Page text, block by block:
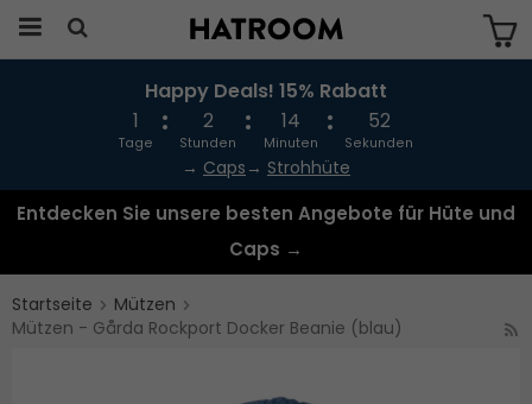
Das Produkt wurde in Ihren Warenkorb
gelegt
Happy Deals! 15% Rabatt
1
Tage
2
Stunden
14
Minuten
51
Sekunden
→ Caps → Strohhüte
Entdecken Sie unsere besten Angebote für Hüte und
Caps →
Startseite
Mützen
Mützen - Gårda Rockport Docker Beanie (blau)